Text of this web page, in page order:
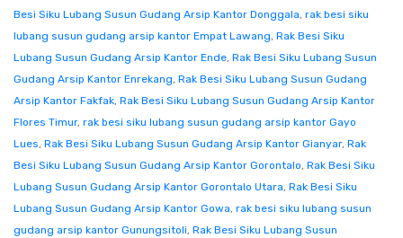
Besi Siku Lubang Susun Gudang Arsip Kantor Donggala, rak besi siku
lubang susun gudang arsip kantor Empat Lawang, Rak Besi Siku
Lubang Susun Gudang Arsip Kantor Ende, Rak Besi Siku Lubang Susun
Gudang Arsip Kantor Enrekang, Rak Besi Siku Lubang Susun Gudang
Arsip Kantor Fakfak, Rak Besi Siku Lubang Susun Gudang Arsip Kantor
Flores Timur, rak besi siku lubang susun gudang arsip kantor Gayo
Lues, Rak Besi Siku Lubang Susun Gudang Arsip Kantor Gianyar, Rak
Besi Siku Lubang Susun Gudang Arsip Kantor Gorontalo, Rak Besi Siku
Lubang Susun Gudang Arsip Kantor Gorontalo Utara, Rak Besi Siku
Lubang Susun Gudang Arsip Kantor Gowa, rak besi siku lubang susun
gudang arsip kantor Gunungsitoli, Rak Besi Siku Lubang Susun